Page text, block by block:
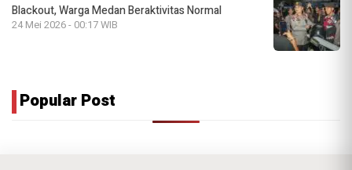
Blackout, Warga Medan Beraktivitas Normal
24 Mei 2026 - 00:17 WIB
Popular Post